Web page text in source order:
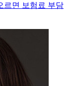
르면 보험료 부담